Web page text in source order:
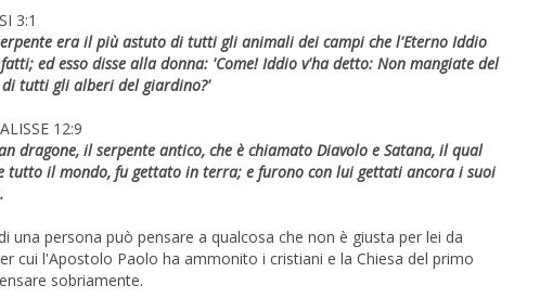
3:1
era il più astuto di tutti gli animali dei campi che l'Eterno Iddio
ed esso disse alla donna: 'Come! Iddio v'ha detto: Non mangiate del
tutti gli alberi del giardino?'
12:9
dragone, il serpente antico, che è chiamato Diavolo e Satana, il qual
tutto il mondo, fu gettato in terra; e furono con lui gettati ancora i suoi
una persona può pensare a qualcosa che non è giusta per lei da
cui l'Apostolo Paolo ha ammonito i cristiani e la Chiesa del primo
sobriamente.